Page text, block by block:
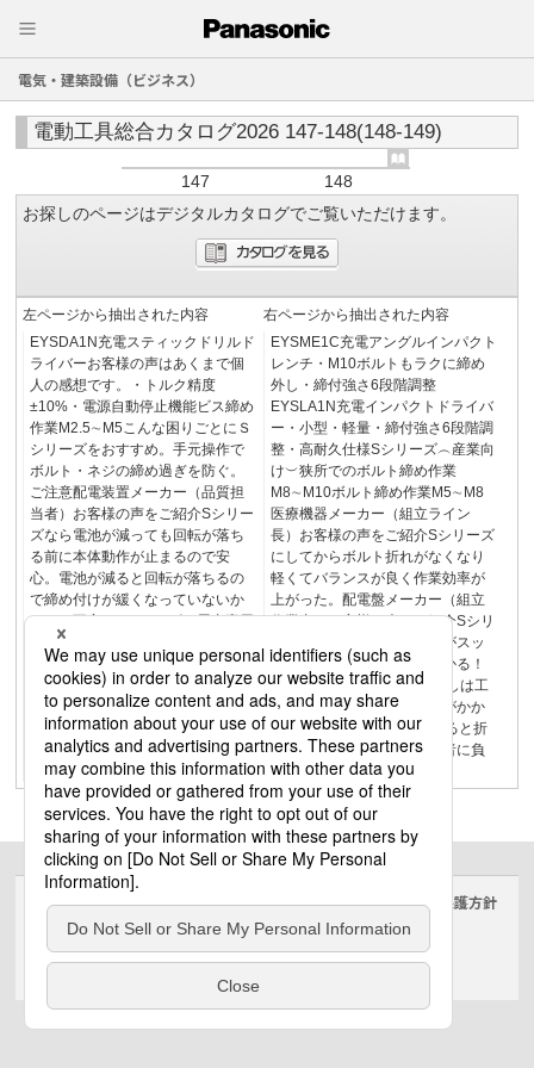
電気・建築設備（ビジネス）
電動工具総合カタログ2026 147-148(148-149)
147
148
お探しのページはデジタルカタログでご覧いただけます。
左ページから抽出された内容
EYSDA1N充電スティックドリルド
ライバーお客様の声はあくまで個
人の感想です。・トルク精度
±10%・電源自動停止機能ビス締め
作業M2.5∼M5こんな困りごとにＳ
シリーズをおすすめ。手元操作で
ボルト・ネジの締め過ぎを防ぐ。
ご注意配電装置メーカー（品質担
当者）お客様の声をご紹介Sシリー
ズなら電池が減っても回転が落ち
る前に本体動作が止まるので安
心。電池が減ると回転が落ちるの
で締め付けが緩くなっていないか
いつも不安。Sシリーズは屋内専用
です。IP規格（防水・防塵規格）
は取得していません。水やほこり
は故障の原因となります。1．電池
パック10.8V・14.4Vは当社EZ品番
の電池パックとは互換性がありま
せん。2．修理保証対象商品ではあ
りません。3．147
右ページから抽出された内容
EYSME1C充電アングルインパクト
レンチ・M10ボルトもラクに締め
外し・締付強さ6段階調整
EYSLA1N充電インパクトドライバ
ー・小型・軽量・締付強さ6段階調
整・高耐久仕様Sシリーズ︵産業向
け︶狭所でのボルト締め作業
M8∼M10ボルト締め作業M5∼M8
医療機器メーカー（組立ライン
長）お客様の声をご紹介Sシリーズ
にしてからボルト折れがなくなり
軽くてバランスが良く作業効率が
上がった。配電盤メーカー（組立
作業者）お客様の声をご紹介Sシリ
ーズなら狭所や隙間に本体がスッ
と入るので作業が早くて助かる！
狭い箇所でのボルト締め/外しは工
具が入りにくく手間と時間がかか
って...M6ボルトは締め過ぎると折
れやすい上工具も重く作業者に負
担。148
サイトのご利用にあたって クッキーポリシー 個人情報保護方針
電気・建築設備（ビジネス）